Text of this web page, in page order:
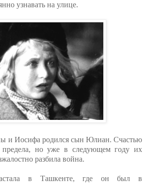
узнавать на улице.
и Иосифа родился сын Юлиан. Счастью
предела, но уже в следующем году их
разбила война.
в Ташкенте, где он был в